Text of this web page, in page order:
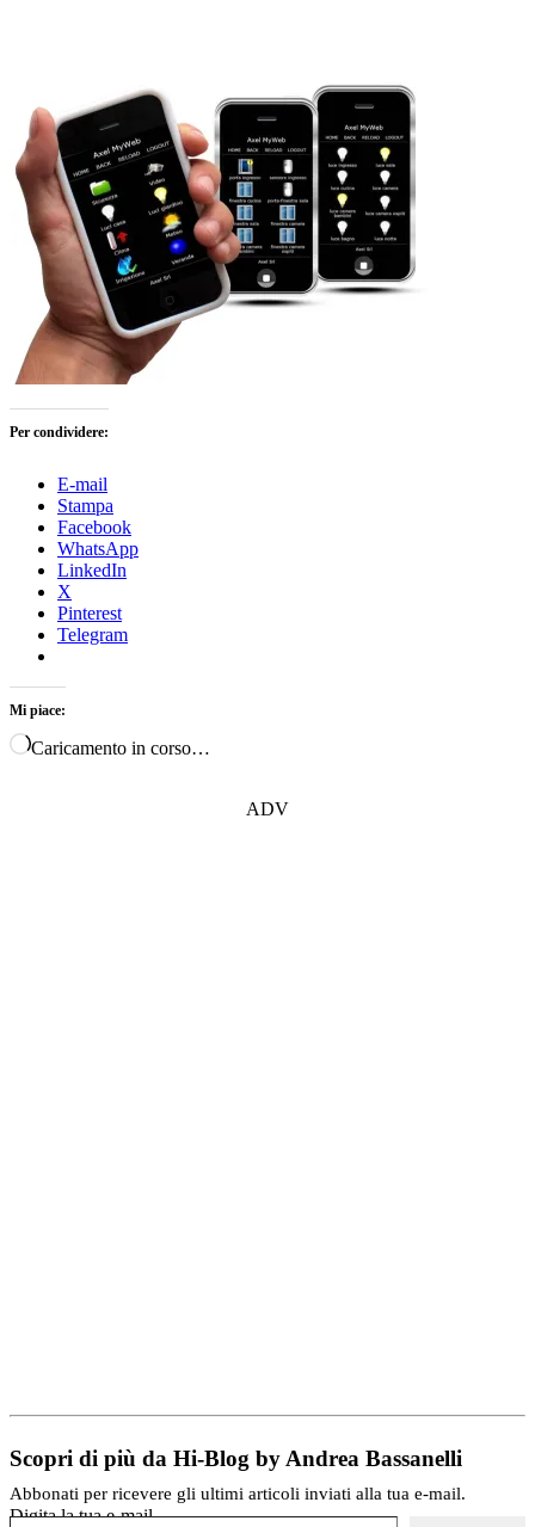
Per condividere:
E-mail
Stampa
Facebook
WhatsApp
LinkedIn
X
Pinterest
Telegram
Mi piace:
Caricamento in corso…
ADV
Scopri di più da Hi-Blog by Andrea Bassanelli
Abbonati per ricevere gli ultimi articoli inviati alla tua e-mail.
Digita la tua e-mail...